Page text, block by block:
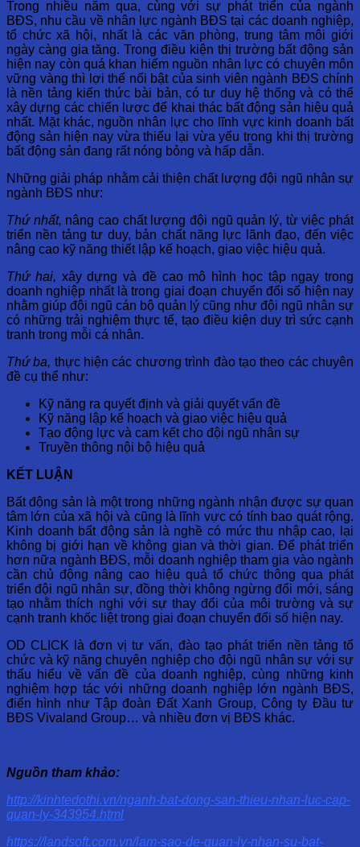
Trong nhiều năm qua, cùng với sự phát triển của ngành
BĐS, nhu cầu về nhân lực ngành BĐS tại các doanh nghiệp,
tổ chức xã hội, nhất là các văn phòng, trung tâm môi giới
ngày càng gia tăng.Trong điều kiện thị trường bất động sản
hiện nay còn quá khan hiếm nguồn nhân lực có chuyên môn
vững vàng thì lợi thế nổi bật của sinh viên ngành BĐS chính
là nền tảng kiến thức bài bản, có tư duy hệ thống và có thể
xây dựng các chiến lược để khai thác bất động sản hiệu quả
nhất. Mặt khác, nguồn nhân lực cho lĩnh vực kinh doanh bất
động sản hiện nay vừa thiếu lại vừa yếu trong khithị trường
bất động sản đang rất nóng bỏng và hấp dẫn.
Những giải pháp nhằm cải thiện chất lượng đội ngũ nhân sự
ngành BĐS như:
Thứ nhất, nâng cao chất lượng đội ngũ quản lý, từ việc phát
triển nền tảng tư duy, bản chất năng lực lãnh đạo, đến việc
nâng cao kỹ năng thiết lập kế hoạch, giao việc hiệu quả.
Thứ hai, xây dựng và đề cao mô hình học tập ngay trong
doanh nghiệp nhất là trong giai đoạn chuyển đổi số hiện nay
nhằm giúp đội ngũ cán bộ quản lý cũng như đội ngũ nhân sự
có những trải nghiệm thực tế, tạo điều kiện duy trì sức cạnh
tranh trong mỗi cá nhân.
Thứ ba, thực hiện các chương trình đào tạo theo các chuyên
đề cụ thể như:
Kỹ năng ra quyết định và giải quyết vấn đề
Kỹ năng lập kế hoạch và giao việc hiệu quả
Tạo động lực và cam kết cho đội ngũ nhân sự
Truyền thông nội bộ hiệu quả
KẾT LUẬN
Bất động sản là một trong những ngành nhận được sự quan
tâm lớn của xã hội và cũng là lĩnh vực có tính bao quát rộng.
Kinh doanh bất động sản là nghề có mức thu nhập cao, lại
không bị giới hạn về không gian và thời gian. Để phát triển
hơn nữa ngành BĐS, mỗi doanh nghiệp tham gia vào ngành
cần chủ động nâng cao hiệu quả tổ chức thông qua phát
triển đội ngũ nhân sự, đồng thời không ngừng đổi mới, sáng
tạo nhằm thích nghi với sự thay đổi của môi trường và sự
cạnh tranh khốc liệt trong giai đoạn chuyển đổi số hiện nay.
OD CLICK là đơn vị tư vấn, đào tạo phát triển nền tảng tổ
chức và kỹ năng chuyên nghiệp cho đội ngũ nhân sự với sự
thấu hiểu về vấn đề của doanh nghiệp, cùng những kinh
nghiệm hợp tác với những doanh nghiệp lớn ngành BĐS,
điển hình như Tập đoàn Đất Xanh Group, Công ty Đầu tư
BĐS Vivaland Group… và nhiều đơn vị BĐS khác.
Nguồn tham khảo:
http://kinhtedothi.vn/nganh-bat-dong-san-thieu-nhan-luc-cap-
quan-ly-343954.html
https://landsoft.com.vn/lam-sao-de-quan-ly-nhan-su-bat-